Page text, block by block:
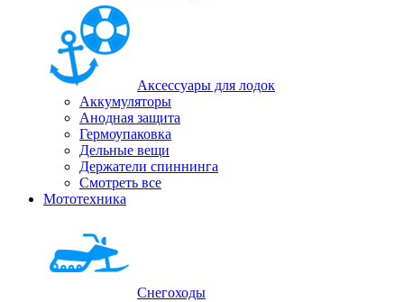
Аксессуары для лодок
Аккумуляторы
Анодная защита
Гермоупаковка
Дельные вещи
Держатели спиннинга
Смотреть все
Мототехника
Снегоходы